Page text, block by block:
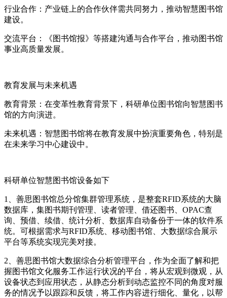
行业合作：产业链上的合作伙伴需共同努力，推动智慧图书馆
建设。
交流平台：《图书馆报》等搭建沟通与合作平台，推动图书馆
事业高质量发展。
教育发展与未来机遇
教育背景：在变革性教育背景下，科研单位图书馆向智慧图书
馆的方向演进。
未来机遇：智慧图书馆将在教育发展中扮演重要角色，特别是
在未来学习中心建设中。
科研单位智慧图书馆设备如下
1、善思图书馆总分馆集群管理系统，是整套RFID系统的大脑
数据库，集图书期刊管理、读者管理、借还图书、OPAC查
询、预借、续借、统计分析、数据库自动备份于一体的软件系
统。可根据需求与RFID系统、移动图书馆、大数据综合展示
平台等系统实现完美对接。
2、善思图书馆大数据综合分析管理平台，作为全面了解和把
握图书馆文化服务工作运行状况的平台，将从宏观到微观，从
设备状态到应用状态，从静态分析到动态监控不同的角度对服
务的情况予以跟踪和反馈，将工作内容进行细化、量化，以帮